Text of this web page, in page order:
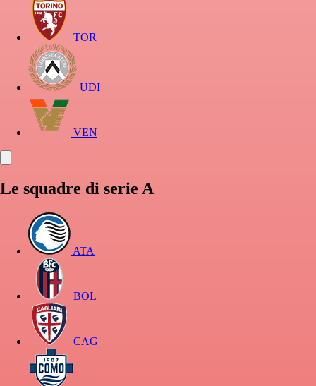
TOR
UDI
VEN
Le squadre di serie A
ATA
BOL
CAG